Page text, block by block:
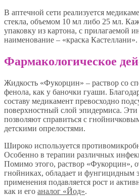
В аптечной сети реализуется
стекла, объемом 10 мл либо 25 мл.
упаковку из картона, с прилагаемой
наименование – «краска Кастеллани».
Фармакологическое
Жидкость «Фукорцин» – раствор со
фенола, как у баночки гуаши.
составу медикамент превосходно
поверхностный слой эпидермиса. Эти
позволяют справиться с
детскими опрелостями.
Широко используется
Особенно в терапии различных
Помимо этого, раствор «Фукорцин»,
гнойниках, обладает и фунгицидным
применения подавляется рост и
как и его аналог «Йод».